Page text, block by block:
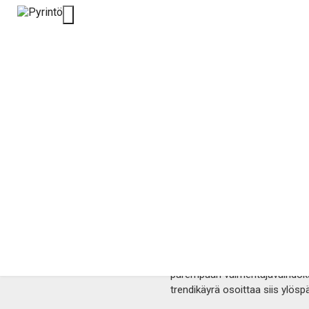
parempaan
trendikäyrä osoittaa siis